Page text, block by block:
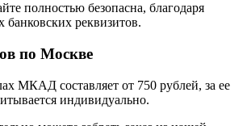
полностью безопасна, благодаря
реквизитов.
по Москве
МКАД составляет от 750 рублей, за ее
индивидуально.